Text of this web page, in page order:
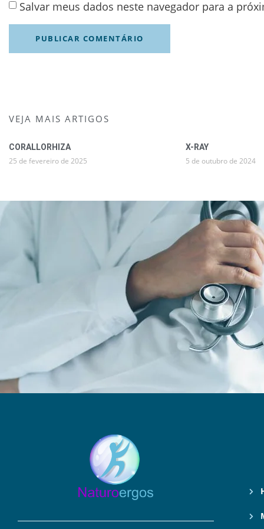
Salvar meus dados neste navegador para a
VEJA MAIS ARTIGOS
CORALLORHIZA
25 de fevereiro de 2025
X-RAY
5 de outubro de 2024